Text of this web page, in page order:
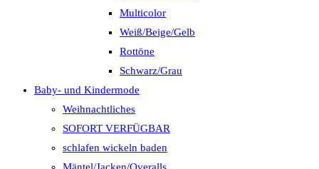
Multicolor
Weiß/Beige/Gelb
Rottöne
Schwarz/Grau
Baby- und Kindermode
Weihnachtliches
SOFORT VERFÜGBAR
schlafen wickeln baden